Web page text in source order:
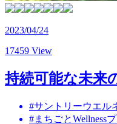
2023/04/24
17459 View
持続可能な未来
#サントリーウエル
#まちごとWellness